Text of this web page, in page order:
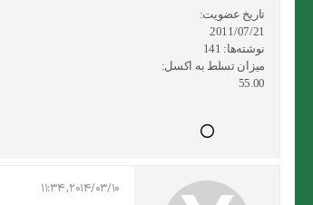
تاریخ عضویت:
2011/07/21
نوشته‌ها: 141
میزان تسلط به اکسل:
55.00
2014/03/10, 11:34